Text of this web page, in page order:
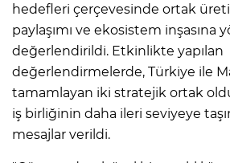
hedefleri çerçevesinde ortak
paylaşımı ve ekosistem inşasına
değerlendirildi. Etkinlikte yapılan
değerlendirmelerde, Türkiye ile
tamamlayan iki stratejik ortak
iş birliğinin daha ileri seviyeye
mesajlar verildi.